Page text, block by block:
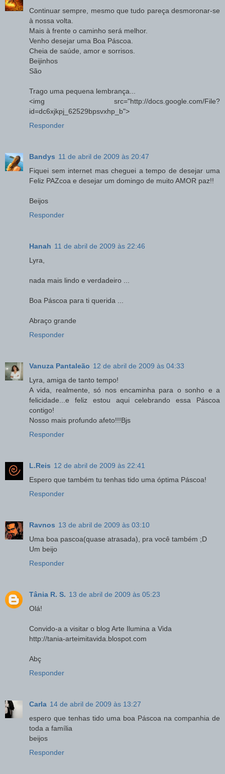
Continuar sempre, mesmo que tudo pareça desmoronar-se
à nossa volta.
Mais à frente o caminho será melhor.
Venho desejar uma Boa Páscoa.
Cheia de saúde, amor e sorrisos.
Beijinhos
São
Trago uma pequena lembrança...
<img src="http://docs.google.com/File?
id=dc6xjkpj_62529bpsvxhp_b">
Responder
Bandys 11 de abril de 2009 às 20:47
Fiquei sem internet mas cheguei a tempo de desejar uma
Feliz PAZcoa e desejar um domingo de muito AMOR paz!!
Beijos
Responder
Hanah 11 de abril de 2009 às 22:46
Lyra,
nada mais lindo e verdadeiro ...
Boa Páscoa para ti querida ...
Abraço grande
Responder
Vanuza Pantaleão 12 de abril de 2009 às 04:33
Lyra, amiga de tanto tempo!
A vida, realmente, só nos encaminha para o sonho e a
felicidade...e feliz estou aqui celebrando essa Páscoa
contigo!
Nosso mais profundo afeto!!!Bjs
Responder
L.Reis 12 de abril de 2009 às 22:41
Espero que também tu tenhas tido uma óptima Páscoa!
Responder
Ravnos 13 de abril de 2009 às 03:10
Uma boa pascoa(quase atrasada), pra você também ;D
Um beijo
Responder
Tânia R. S. 13 de abril de 2009 às 05:23
Olá!
Convido-a a visitar o blog Arte Ilumina a Vida
http://tania-arteimitavida.blospot.com
Abç
Responder
Carla 14 de abril de 2009 às 13:27
espero que tenhas tido uma boa Páscoa na companhia de
toda a família
beijos
Responder